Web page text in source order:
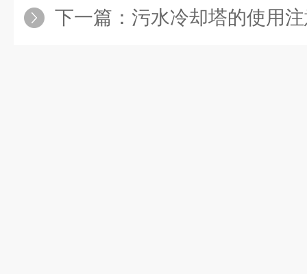
下一篇： 污水冷却塔的使用